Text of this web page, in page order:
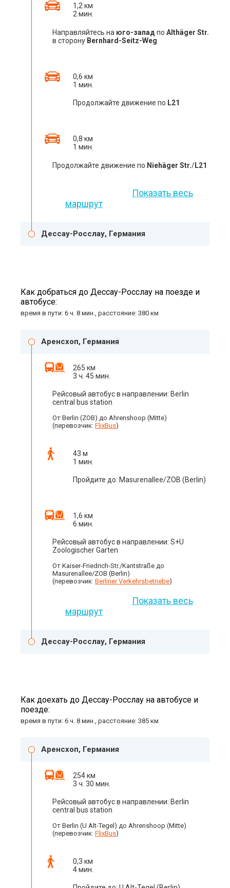
1,2 км
2 мин.
Направляйтесь на юго-запад по Althäger Str.
в сторону Bernhard-Seitz-Weg
0,6 км
1 мин.
Продолжайте движение по L21
0,8 км
1 мин.
Продолжайте движение по Niehäger Str./L21
Показать весь
маршрут
Дессау-Росслау, Германия
Как добраться до Дессау-Росслау на поезде и
автобусе:
время в пути: 6 ч. 8 мин., расстояние: 380 км
Аренсхоп, Германия
265 км
3 ч. 45 мин.
Рейсовый автобус в направлении: Berlin
central bus station
От Berlin (ZOB) до Ahrenshoop (Mitte)
(перевозчик: FlixBus)
43 м
1 мин.
Пройдите до: Masurenallee/ZOB (Berlin)
1,6 км
6 мин.
Рейсовый автобус в направлении: S+U
Zoologischer Garten
От Kaiser-Friedrich-Str./Kantstraße до
Masurenallee/ZOB (Berlin)
(перевозчик: Berliner Verkehrsbetriebe)
Показать весь
маршрут
Дессау-Росслау, Германия
Как доехать до Дессау-Росслау на автобусе и
поезде:
время в пути: 6 ч. 8 мин., расстояние: 385 км
Аренсхоп, Германия
254 км
3 ч. 30 мин.
Рейсовый автобус в направлении: Berlin
central bus station
От Berlin (U Alt-Tegel) до Ahrenshoop (Mitte)
(перевозчик: FlixBus)
0,3 км
4 мин.